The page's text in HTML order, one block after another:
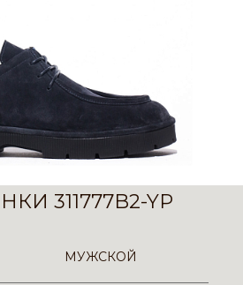
311777B2-YP
МУЖСКОЙ